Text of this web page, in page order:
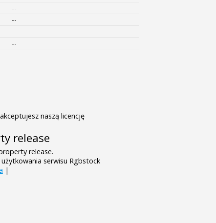
--
--
--
naszą licencję
release
release.
serwisu Rgbstock
|